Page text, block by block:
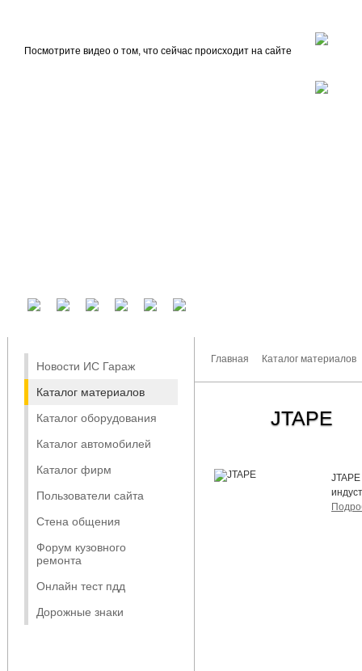
Посмотрите видео о том, что сейчас происходит на сайте
Новости ИС Гараж
Каталог материалов
Каталог оборудования
Каталог автомобилей
Каталог фирм
Пользователи сайта
Стена общения
Форум кузовного
ремонта
Онлайн тест пдд
Дорожные знаки
Главная Каталог материалов
JTAPE